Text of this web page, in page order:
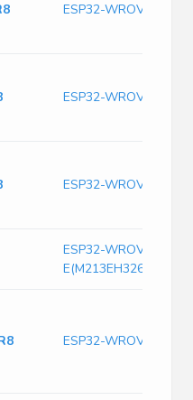
ESP32-WROVER-E-
ESP32-WROVER-E-
ESP32-WROVER-E-
ESP32-WROVER-
ESP32-WROVER-IE-